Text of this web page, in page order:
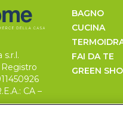
Registro
CA –
30.000
BAGNO
CUCINA
FAI DA TE
GREEN